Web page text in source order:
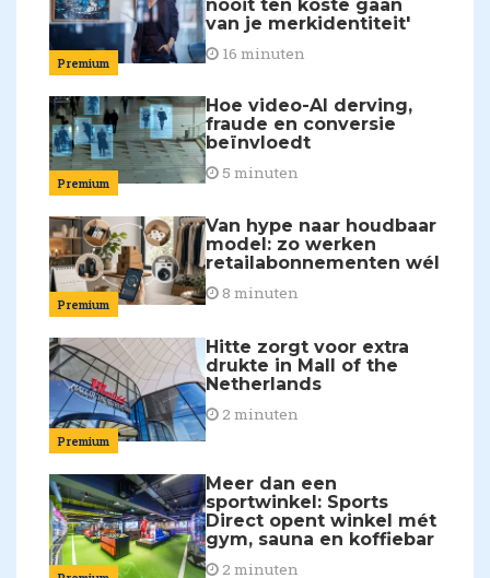
Premium
nooit ten koste gaan
van je merkidentiteit'
16 minuten
Premium
Hoe video-AI derving,
fraude en conversie
beïnvloedt
5 minuten
Premium
Van hype naar houdbaar
model: zo werken
retailabonnementen wél
8 minuten
Premium
Hitte zorgt voor extra
drukte in Mall of the
Netherlands
2 minuten
Meer dan een
sportwinkel: Sports
Direct opent winkel mét
gym, sauna en koffiebar
2 minuten